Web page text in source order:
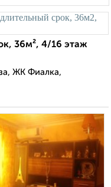
36м², 4/16 этаж
ЖК Фиалка,